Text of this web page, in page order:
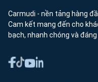
Carmudi - nền tảng hàng
Cam kết mang đến cho
bạch, nhanh chóng và